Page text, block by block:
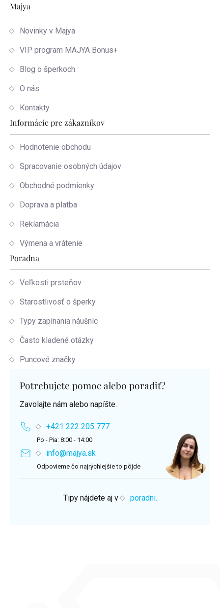
Zápätie
Majya
Novinky v Majya
VIP program MAJYA Bonus+
Blog o šperkoch
O nás
Kontakty
Informácie pre zákazníkov
Hodnotenie obchodu
Spracovanie osobných údajov
Obchodné podmienky
Doprava a platba
Reklamácia
Výmena a vrátenie
Poradna
Veľkosti prsteňov
Starostlivosť o šperky
Typy zapínania náušníc
Často kladené otázky
Puncové značky
Potrebujete pomoc alebo poradiť?
Zavolajte nám alebo napíšte.
+421 222 205 777
Po - Pia: 8:00 - 14:00
info@majya.sk
Odpovieme čo najrýchlejšie to pôjde
Tipy nájdete aj v poradni.